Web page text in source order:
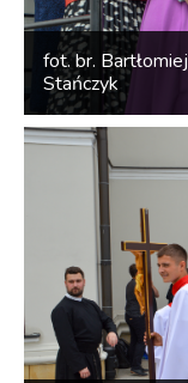
fot. br.
Stańczyk